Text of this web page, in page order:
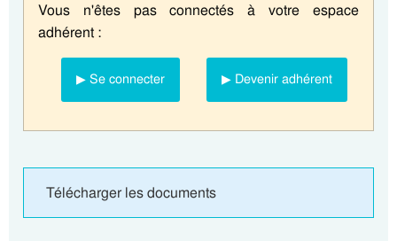
Vous n'êtes pas connectés à votre espace
adhérent :
▶ Se connecter ▶ Devenir adhérent
Télécharger les documents